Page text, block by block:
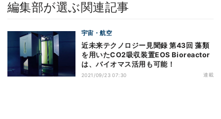
編集部が選ぶ関連記事
宇宙・航空
近未来テクノロジー見聞録 第43回 藻類
を用いたCO2吸収装置EOS Bioreactor
は、バイオマス活用も可能！
2021/09/23 07:30 連載